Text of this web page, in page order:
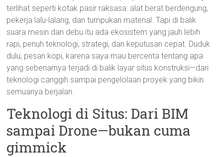
terlihat seperti kotak pasir raksasa: alat berat berdengung,
pekerja lalu-lalang, dan tumpukan material. Tapi di balik
suara mesin dan debu itu ada ekosistem yang jauh lebih
rapi, penuh teknologi, strategi, dan keputusan cepat. Duduk
dulu, pesan kopi, karena saya mau bercerita tentang apa
yang sebenarnya terjadi di balik layar situs konstruksi—dari
teknologi canggih sampai pengelolaan proyek yang bikin
semuanya berjalan.
Teknologi di Situs: Dari BIM
sampai Drone—bukan cuma
gimmick